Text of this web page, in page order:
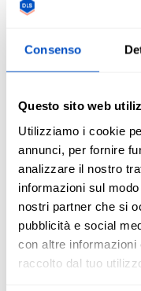
Consenso
Questo sito web
Utilizziamo i cookie
annunci, per fornire
analizzare il nostro
informazioni sul
nostri partner che si
pubblicità e social
con altre informazioni
raccolto dal tuo
Simbolo